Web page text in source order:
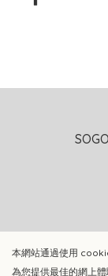
本網站通過使用
為您提供最佳的網上體
版權聲明 ©